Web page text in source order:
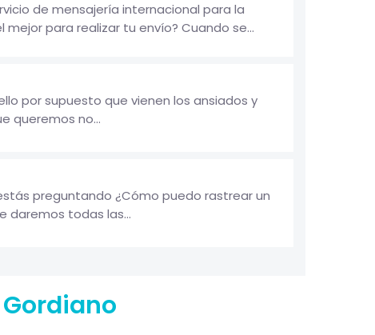
de mensajería internacional para la
para realizar tu envío? Cuando se...
por supuesto que vienen los ansiados y
queremos no...
preguntando ¿Cómo puedo rastrear un
daremos todas las...